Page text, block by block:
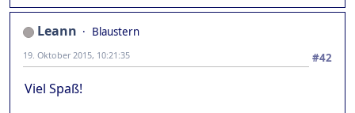
Leann
Blaustern
#42
19. Oktober 2015, 10:21:35
Viel Spaß!